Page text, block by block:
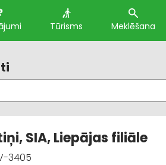
Tūrisms Meklēšana
SIA, Liepājas filiāle
3405